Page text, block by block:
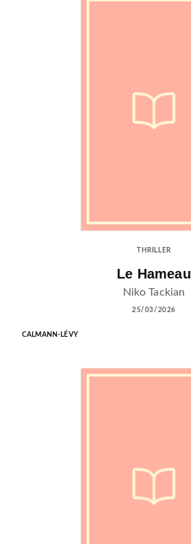
THRILLER
Le Hameau
Niko Tackian
25/03/2026
CALMANN-LÉVY